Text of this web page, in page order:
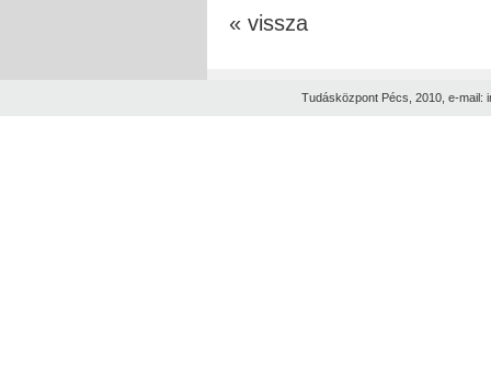
« vissza
Tudásközpont Pécs, 2010, e-mail: